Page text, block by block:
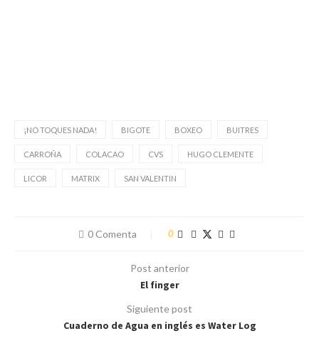
¡NO TOQUES NADA! BIGOTE BOXEO BUITRES
CARROÑA COLACAO CVS HUGO CLEMENTE
LICOR MATRIX SAN VALENTIN
0 Comenta 0
Post anterior
El finger
Siguiente post
Cuaderno de Agua en inglés es Water Log